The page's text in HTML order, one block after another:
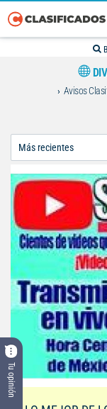
Tu opinión
Avisos